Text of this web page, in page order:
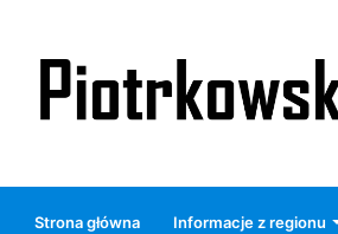
Strona główna Informacje z regionu